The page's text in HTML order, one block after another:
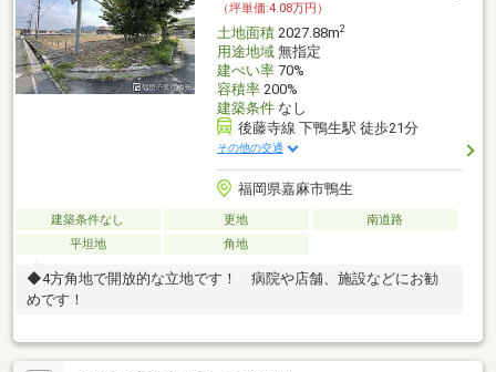
（坪単価:4.08万円）
土地面積2027.88m2
用途地域無指定
建ぺい率70%
容積率200%
建築条件なし
後藤寺線 下鴨生駅 徒歩21分
その他の交通
福岡県嘉麻市鴨生
建築条件なし 更地
南道路
平坦地
角地
◆4方角地で開放的な立地です！ 病院や店舗、施設などにお勧
めです！